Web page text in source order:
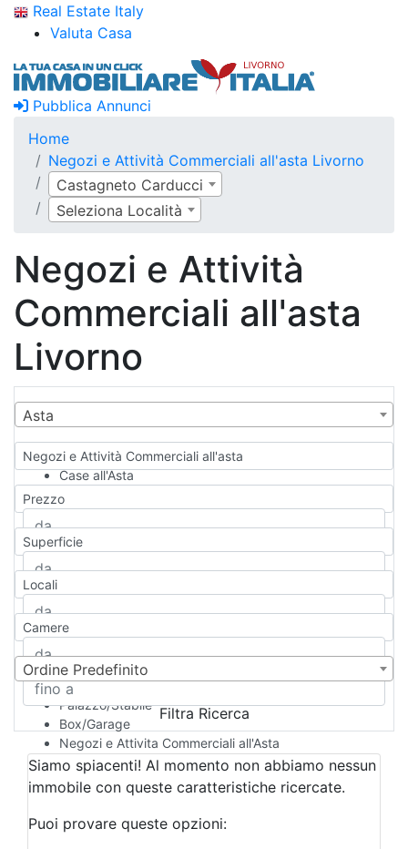
Real Estate Italy
Valuta Casa
Pubblica Annunci
Home
Negozi e Attività Commerciali all'asta Livorno
Castagneto Carducci
Seleziona Località
Negozi e Attività
Commerciali all'asta
Livorno
Asta
Negozi e Attività Commerciali all'asta
Case all'Asta
Qualsiasi
Appartamento
Casa indipendente
Casa Semi-indipendente
Attico/Mansarda
Rustico/Casale
Camera d'Albergo
Multiproprietà
Palazzo/Stabile
Box/Garage
Negozi e Attivita Commerciali all'Asta
Qualsiasi
Attività/Licenza Commerciale
Azienda Agricola
Bar/Ristorante
Prezzo
Superficie
Locali
Camere
Ordine Predefinito
Filtra Ricerca
Siamo spiacenti! Al momento non abbiamo nessun
immobile con queste caratteristiche ricercate.
Puoi provare queste opzioni: